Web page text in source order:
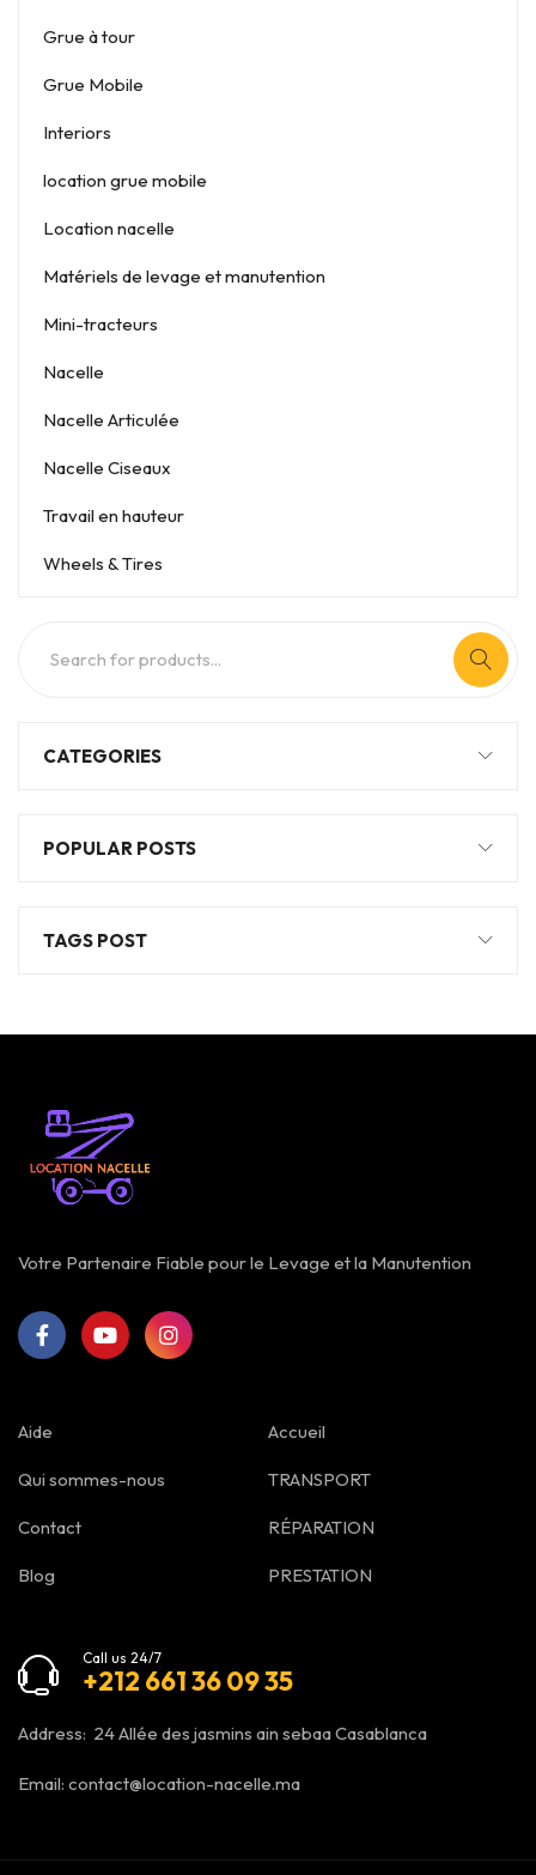
Grue à tour
Grue Mobile
Interiors
location grue mobile
Location nacelle
Matériels de levage et manutention
Mini-tracteurs
Nacelle
Nacelle Articulée
Nacelle Ciseaux
Travail en hauteur
Wheels & Tires
CATEGORIES
POPULAR POSTS
TAGS POST
Votre Partenaire Fiable pour le Levage et la Manutention
Aide
Qui sommes-nous
Contact
Blog
Accueil
TRANSPORT
RÉPARATION
PRESTATION
Call us 24/7
+212 661 36 09 35
Address: 24 Allée des jasmins ain sebaa Casablanca
Email: contact@location-nacelle.ma